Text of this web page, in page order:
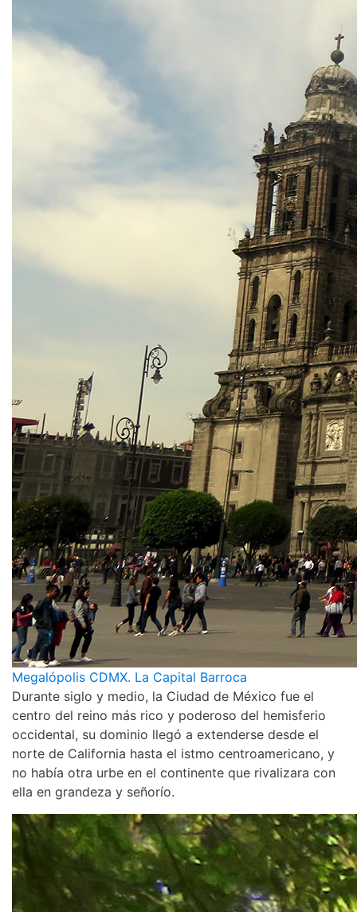
Megalópolis CDMX. La Capital Barroca
Durante siglo y medio, la Ciudad de México fue el
centro del reino más rico y poderoso del hemisferio
occidental, su dominio llegó a extenderse desde el
norte de California hasta el istmo centroamericano, y
no había otra urbe en el continente que rivalizara con
ella en grandeza y señorío.